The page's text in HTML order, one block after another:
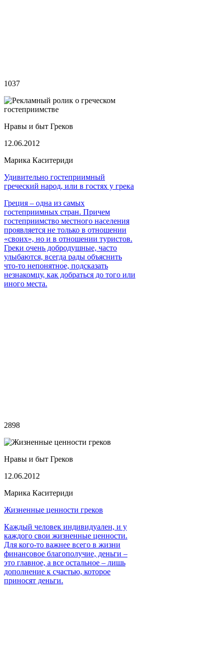
1037
Нравы и быт Греков
12.06.2012
Марика Каситериди
Удивительно гостеприимный
греческий народ, или в гостях у грека
Греция – одна из самых
гостеприимных стран. Причем
гостеприимство местного населения
проявляется не только в отношении
«своих», но и в отношении туристов.
Греки очень добродушные, часто
улыбаются, всегда рады объяснить
что-то непонятное, подсказать
незнакомцу, как добраться до того или
иного места.
2898
Нравы и быт Греков
12.06.2012
Марика Каситериди
Жизненные ценности греков
Каждый человек индивидуален, и у
каждого свои жизненные ценности.
Для кого-то важнее всего в жизни
финансовое благополучие, деньги –
это главное, а все остальное – лишь
дополнение к счастью, которое
приносят деньги.